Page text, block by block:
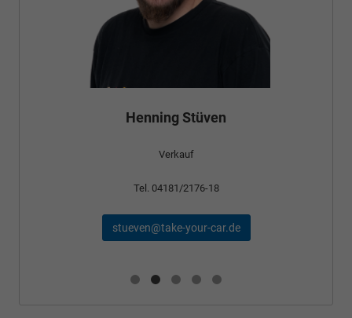
Henning Stüven
Verkauf
Tel. 04181/2176-18
stueven@take-your-car.de